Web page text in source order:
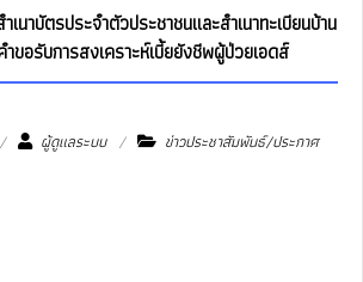
เนาบัตรประจำตัวประชาชนและสำเนาทะเบียนบ้าน
ขอรับการสงเคราะห์เบี้ยยังชีพผู้ป่วยเอดส์
ผู้ดูแลระบบ ข่าวประชาสัมพันธ์/ประกาศ